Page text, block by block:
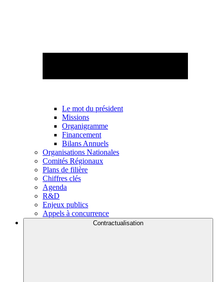
Le mot du président
Missions
Organigramme
Financement
Bilans Annuels
Organisations Nationales
Comités Régionaux
Plans de filière
Chiffres clés
Agenda
R&D
Enjeux publics
Appels à concurrence
Contractualisation